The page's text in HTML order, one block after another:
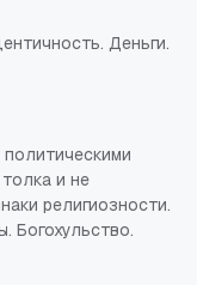
Деньги.
и не
религиозности.
Богохульство.